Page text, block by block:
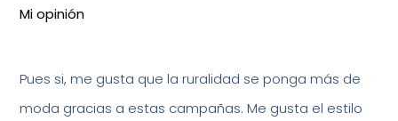
Mi opinión
Pues si, me gusta que la ruralidad se ponga más de
moda gracias a estas campañas. Me gusta el estilo